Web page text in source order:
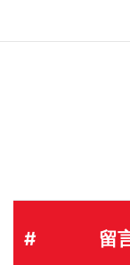
# 留